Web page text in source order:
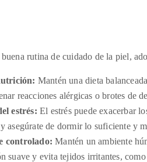
rutina de cuidado de la piel,
Mantén una dieta
reacciones alérgicas o brotes de
estrés: El estrés puede exacerbar
asegúrate de dormir lo suficiente y
controlado: Mantén un ambiente
suave y evita tejidos irritantes,